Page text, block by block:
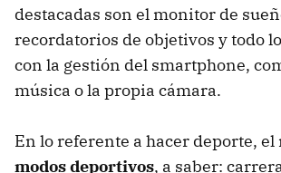
destacadas son el monitor de
recordatorios de objetivos y todo
con la gestión del smartphone,
música o la propia cámara.
En lo referente a hacer deporte,
modos deportivos, a saber: